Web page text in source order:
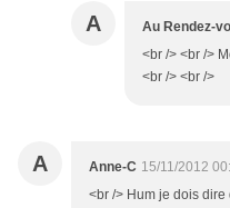
A Au Rendez-
<br /> <br />
<br /> <br />
A Anne-C 15/11/2012
<br /> Hum je dois